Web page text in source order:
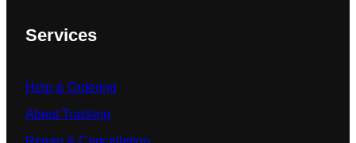
Services
Help & Ordering
About Tracking